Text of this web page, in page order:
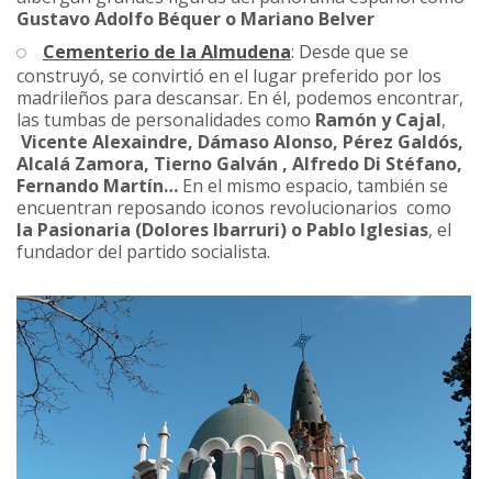
Gustavo Adolfo Béquer o Mariano Belver
Cementerio de la Almudena: Desde que se
construyó, se convirtió en el lugar preferido por los
madrileños para descansar. En él, podemos encontrar,
las tumbas de personalidades como Ramón y Cajal,
Vicente Alexaindre, Dámaso Alonso, Pérez Galdós,
Alcalá Zamora, Tierno Galván , Alfredo Di Stéfano,
Fernando Martín… En el mismo espacio, también se
encuentran reposando iconos revolucionarios como
la Pasionaria (Dolores Ibarruri) o Pablo Iglesias, el
fundador del partido socialista.